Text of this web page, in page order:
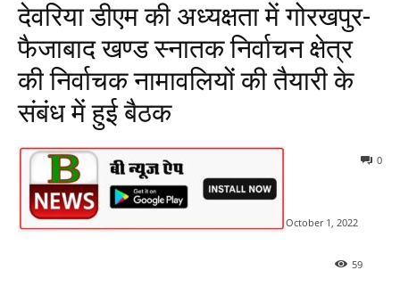
देवरिया डीएम की अध्यक्षता में गोरखपुर-
फैजाबाद खण्ड स्नातक निर्वाचन क्षेत्र
की निर्वाचक नामावलियों की तैयारी के
संबंध में हुई बैठक
October 1, 2022
0
59